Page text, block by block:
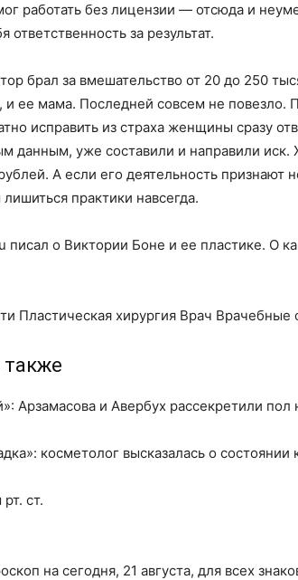
работать без лицензии — отсюда и
ответственность за результат.
брал за вмешательство от 20 до 250
и ее мама. Последней совсем не повезло.
исправить из страха женщины сразу
данным, уже составили и направили иск.
А если его деятельность признают
практики навсегда.
писал о Виктории Боне и ее пластике. О
Пластическая хирургия Врач
также
Арзамасова и Авербух рассекретили
косметолог высказалась о
ст.
на сегодня, 21 августа, для всех